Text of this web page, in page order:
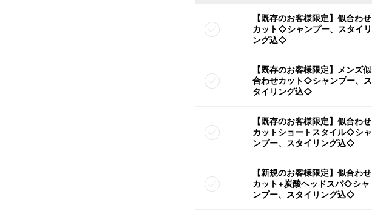
【既存のお客様限定】似合わせ
カット◇シャンプー、スタイリ
ング込◇
【既存のお客様限定】メンズ似
合わせカット◇シャンプー、ス
タイリング込◇
【既存のお客様限定】似合わせ
カットショートスタイル◇シャ
ンプー、スタイリング込◇
【新規のお客様限定】似合わせ
カット+炭酸ヘッドスパ◇シャ
ンプー、スタイリング込◇